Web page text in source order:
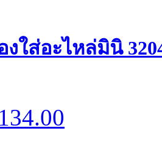
ใส่อะไหล่มินิ